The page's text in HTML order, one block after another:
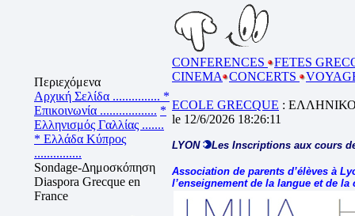
Περιεχόμενα
Αρχική Σελίδα ............... *
Επικοινωνία .................. *
Ελληνισμός Γαλλίας .......
* Ελλάδα Κύπρος
...............
Sondage-Δημοσκόπηση
Diaspora Grecque en
France
CONFERENCES
FETES
CINEMA CONCERTS
ECOLE GRECQUE :
le 12/6/2026 18:26:11
LYON Les Inscriptions aux cours
Association de parents d’élèves à
l’enseignement de la langue et de la